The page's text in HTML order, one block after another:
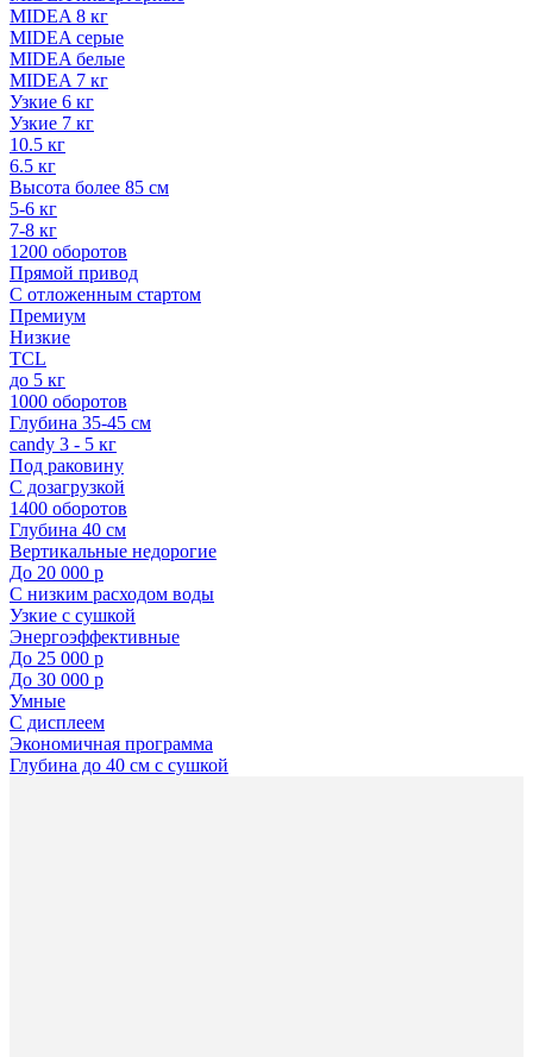
MIDEA 8 кг
MIDEA серые
MIDEA белые
MIDEA 7 кг
Узкие 6 кг
Узкие 7 кг
10.5 кг
6.5 кг
Высота более 85 см
5-6 кг
7-8 кг
1200 оборотов
Прямой привод
С отложенным стартом
Премиум
Низкие
TCL
до 5 кг
1000 оборотов
Глубина 35-45 см
candy 3 - 5 кг
Под раковину
С дозагрузкой
1400 оборотов
Глубина 40 см
Вертикальные недорогие
До 20 000 р
С низким расходом воды
Узкие с сушкой
Энергоэффективные
До 25 000 р
До 30 000 р
Умные
С дисплеем
Экономичная программа
Глубина до 40 см с сушкой